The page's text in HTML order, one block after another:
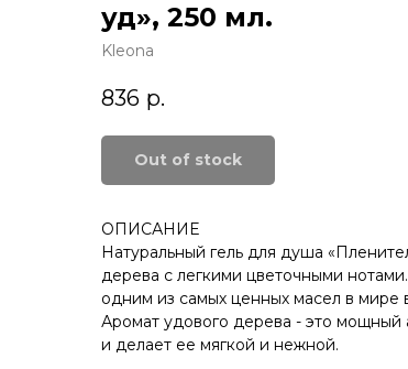
уд», 250 мл.
Kleona
836 р.
Out of stock
ОПИСАНИЕ
Натуральный гель для душа
дерева с легкими цветочными
одним из самых ценных масел в
Аромат удового дерева - это
и делает ее мягкой и нежной.